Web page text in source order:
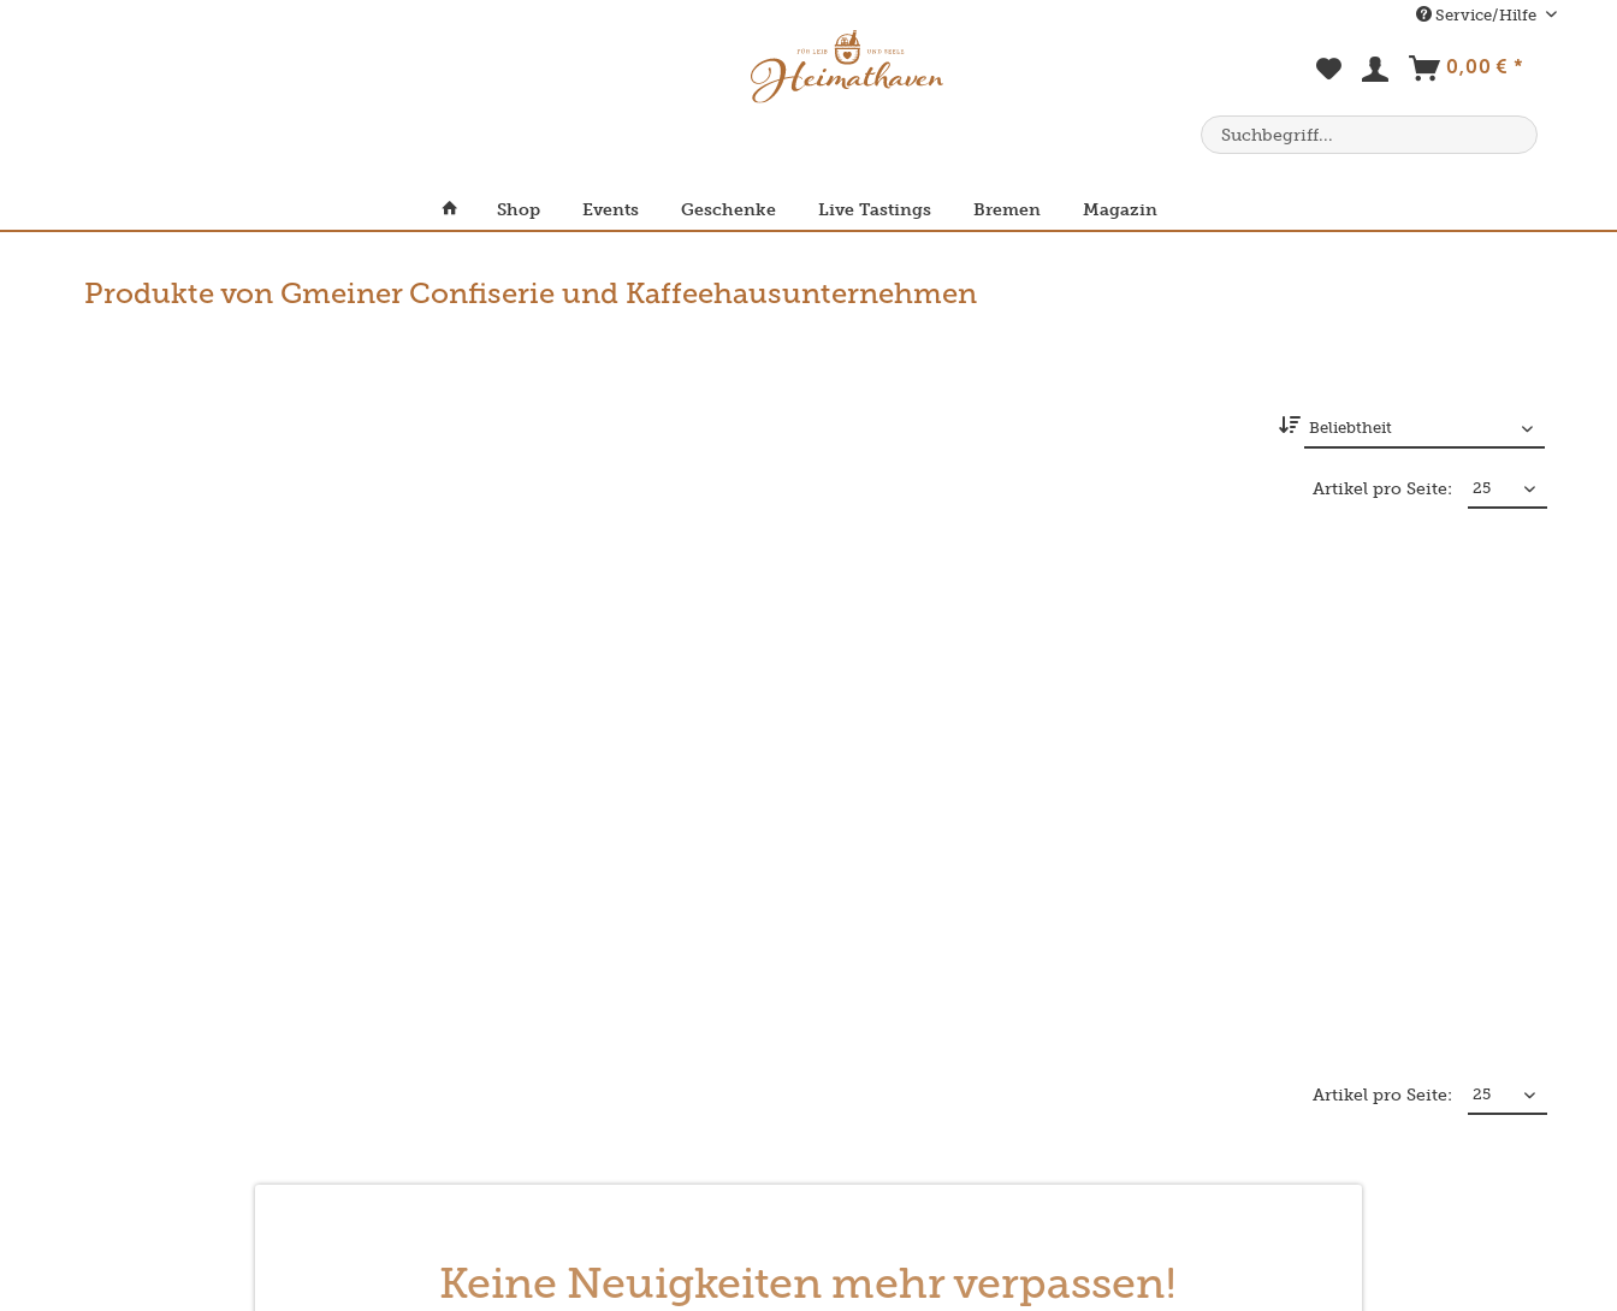
Service/Hilfe
0,00 € *
Shop Events Geschenke Live Tastings Bremen Magazin
Produkte von Gmeiner Confiserie und Kaffeehausunternehmen
Artikel pro Seite:
Artikel pro Seite:
Keine Neuigkeiten mehr verpassen!